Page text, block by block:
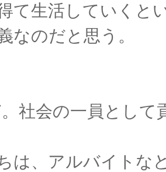
て生活していくと
なのだと思う。
社会の一員として
は、アルバイトな